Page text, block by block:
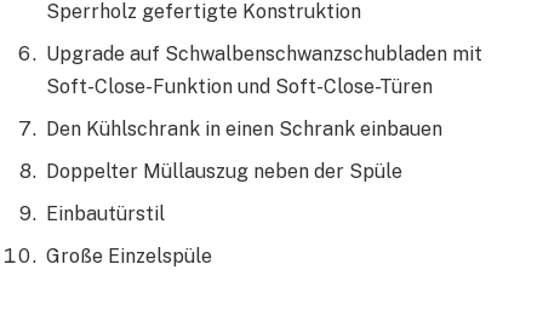
Sperrholz gefertigte Konstruktion
Upgrade auf Schwalbenschwanzschubladen mit
Soft-Close-Funktion und Soft-Close-Türen
Den Kühlschrank in einen Schrank einbauen
Doppelter Müllauszug neben der Spüle
Einbautürstil
Große Einzelspüle